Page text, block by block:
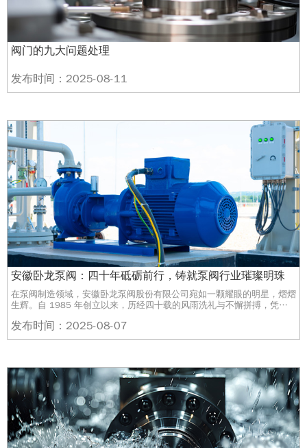
阀门的九大问题处理
发布时间：2025-08-11
安徽卧龙泵阀：四十年砥砺前行，铸就泵阀行业璀璨明珠
在泵阀制造领域，安徽卧龙泵阀股份有限公司宛如一颗耀眼的明星，熠熠
生辉。自 1985 年创立以来，历经四十载的风雨洗礼与不懈拼搏，凭借
了卓越的典范。​ 公司坐落于风景秀丽的安徽泾县茂林镇卧龙工业园，周
边环绕着黄山、九华山、桃花潭景区和太平湖景区，自然环境优美。这一
购与产品的顺畅运输提供了有力保障。​ 回首创业之初，公司
发布时间：2025-08-07